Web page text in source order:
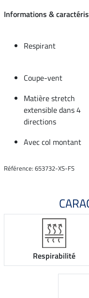
Informations &
Respirant
Coupe-vent
Matière stretch
extensible dans 4
directions
Avec col montant
Référence: 653732-XS-FS
Respirabilité